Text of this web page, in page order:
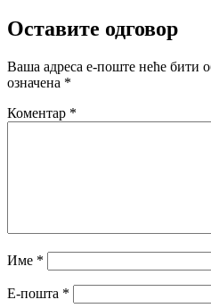
Оставите одговор
Ваша адреса е-поште неће бити
означена *
Коментар *
Име *
Е-пошта *